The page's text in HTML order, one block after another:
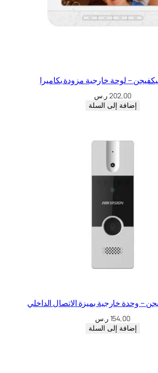
– لوحة خارجية مزودة بكاميرا
202,00 ر.س
إضافة إلى السلة
– وحدة خارجية بميزة الاتصال الداخلي
154,00 ر.س
إضافة إلى السلة